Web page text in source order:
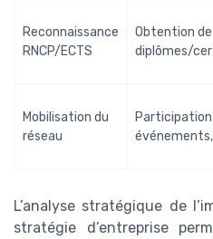
Reconnaissance
RNCP/ECTS
Obtention de
diplômes/
Mobilisation du
réseau
Participation
L’analyse stratégique de
stratégie d’entreprise